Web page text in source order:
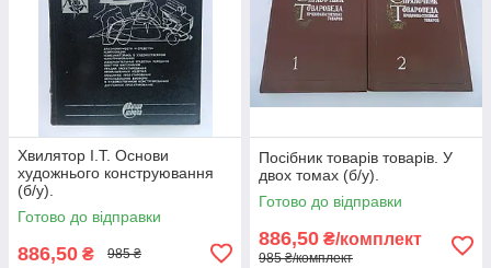
Хвилятор І.Т. Основи
художнього конструювання
(б/у).
Готово до відправки
886,50 ₴ 985 ₴
Посібник товарів товарів. У
двох томах (б/у).
Готово до відправки
886,50 ₴/комплект
985 ₴/комплект